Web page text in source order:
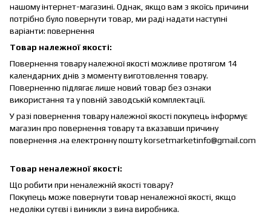
нашому інтернет-магазині. Однак, якщо вам з якоїсь причини
потрібно було повернути товар, ми раді надати наступні
варіанти: повернення
Товар належної якості:
Повернення товару належної якості можливе протягом 14
календарних днів з моменту виготовлення товару.
Поверненню підлягає лише новий товар без ознаки
використання та у повній заводській комплектації.
У разі повернення товару належної якості покупець інформує
магазин про повернення товару та вказавши причину
повернення .на електронну пошту korsetmarketinfo@gmail.com
Товар неналежної якості:
Що робити при неналежній якості товару?
Покупець може повернути товар неналежної якості, якщо
недоліки сутєві і виникли з вина виробника.